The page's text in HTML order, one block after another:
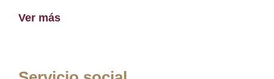
Ver más